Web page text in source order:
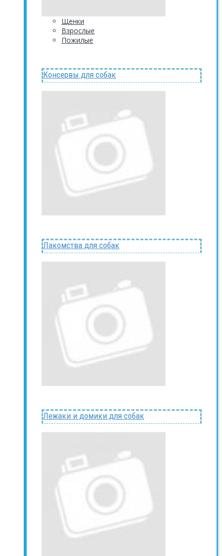
Щенки
Взрослые
Пожилые
Консервы для собак
Лакомства для собак
Лежаки и домики для собак